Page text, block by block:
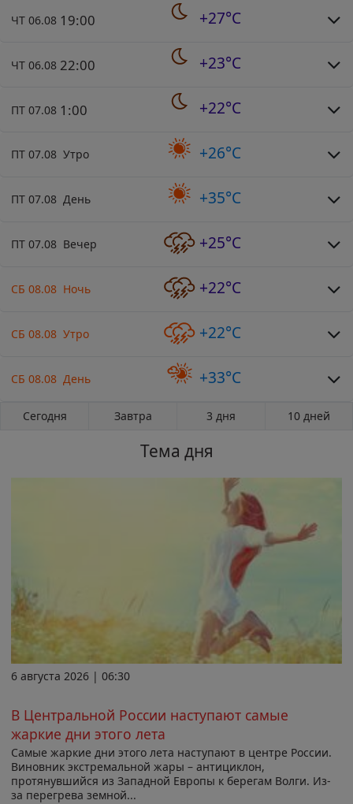
ЧТ 06.08 19:00 +27°C
ЧТ 06.08 22:00 +23°C
ПТ 07.08 1:00 +22°C
ПТ 07.08 Утро +26°C
ПТ 07.08 День +35°C
ПТ 07.08 Вечер +25°C
СБ 08.08 Ночь +22°C
СБ 08.08 Утро +22°C
СБ 08.08 День +33°C
Сегодня Завтра 3 дня 10 дней
Тема дня
6 августа 2026 | 06:30
В Центральной России наступают самые
жаркие дни этого лета
Самые жаркие дни этого лета наступают в центре России.
Виновник экстремальной жары – антициклон,
протянувшийся из Западной Европы к берегам Волги. Из-
за перегрева земной...